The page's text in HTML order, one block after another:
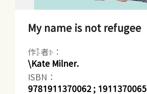
My name is not refugee
作者：
\Kate Milner.
ISBN：
9781911370062 ; 1911370065